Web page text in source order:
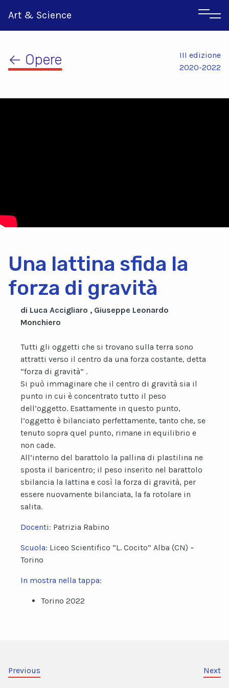
Art & Science
← Opere
III edizione
2020-2022
Una lattina sfida la
forza di gravità
di Luca Accigliaro , Giuseppe Leonardo
Monchiero
Tutti gli oggetti che si trovano sulla terra sono
attratti verso il centro da una forza costante, detta
“forza di gravità” .
Si può immaginare che il centro di gravità sia il
punto in cui è concentrato tutto il peso
dell’oggetto. Esattamente in questo punto,
l’oggetto è bilanciato perfettamente, tanto che, se
tenuto sopra quel punto, rimane in equilibrio e
non cade.
All’interno del barattolo la pallina di plastilina ne
sposta il baricentro; il peso inserito nel barattolo
sbilancia la lattina e così la forza di gravità, per
essere nuovamente bilanciata, la fa rotolare in
salita.
Docenti: Patrizia Rabino
Scuola: Liceo Scientifico “L. Cocito” Alba (CN) –
Torino
In mostra nella tappa:
Torino 2022
Previous Next